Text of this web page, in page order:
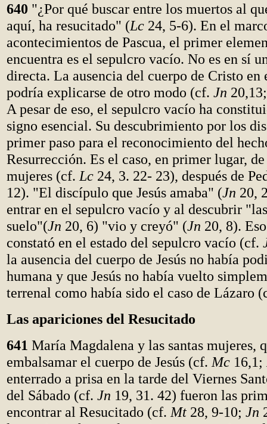
640 "¿Por qué buscar entre los muertos al
aquí, ha resucitado" (Lc 24, 5-6). En el
acontecimientos de Pascua, el primer
encuentra es el sepulcro vacío. No es en sí
directa. La ausencia del cuerpo de Cristo en
podría explicarse de otro modo (cf. Jn
A pesar de eso, el sepulcro vacío ha
signo esencial. Su descubrimiento por los
primer paso para el reconocimiento del
Resurrección. Es el caso, en primer lugar, de
mujeres (cf. Lc 24, 3. 22- 23), después de
12). "El discípulo que Jesús amaba" (Jn 20,
entrar en el sepulcro vacío y al descubrir
suelo"(Jn 20, 6) "vio y creyó" (Jn 20, 8).
constató en el estado del sepulcro vacío (cf.
la ausencia del cuerpo de Jesús no había
humana y que Jesús no había vuelto
terrenal como había sido el caso de Lázaro
Las apariciones del Resucitado
641 María Magdalena y las santas mujeres,
embalsamar el cuerpo de Jesús (cf. Mc 16,1;
enterrado a prisa en la tarde del Viernes
del Sábado (cf. Jn 19, 31. 42) fueron las
encontrar al Resucitado (cf. Mt 28, 9-10; Jn